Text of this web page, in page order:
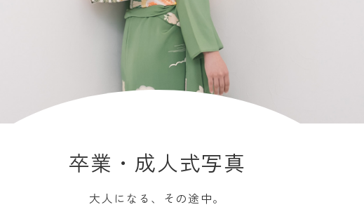
卒業・成人式写真
大人になる、その途中。